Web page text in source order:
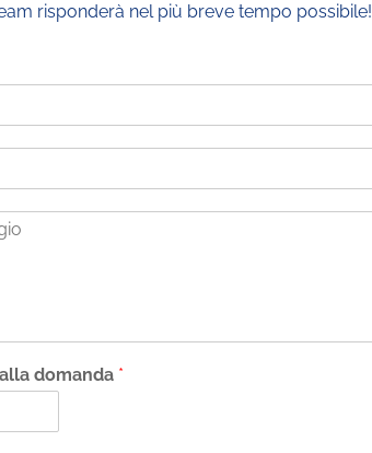
risponderà nel più breve tempo possibile!
domanda *